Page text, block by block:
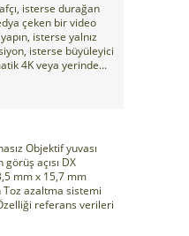
isterse durağan
çeken bir video
isterse yalnız
isterse büyüleyici
4K veya yerinde...
Objektif yuvası
açısı DX
mm x 15,7 mm
azaltma sistemi
referans verileri